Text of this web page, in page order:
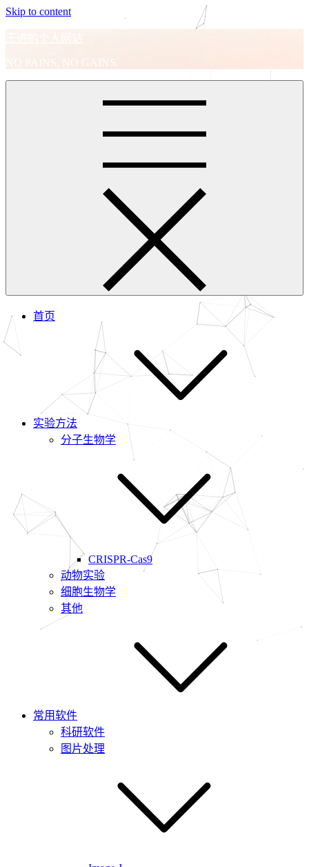
Skip to content
王进的个人网站
NO PAINS, NO GAINS.
首页
实验方法
分子生物学
CRISPR-Cas9
动物实验
细胞生物学
其他
常用软件
科研软件
图片处理